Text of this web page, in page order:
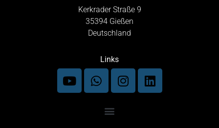
Kerkrader Straße 9
35394 Gießen
Deutschland
Links